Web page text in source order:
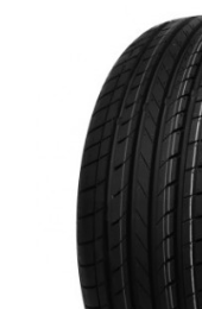
ROULAGE À PLAT